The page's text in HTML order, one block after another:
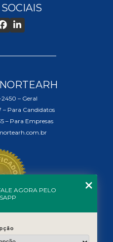
2450 – Geral
– Para Candidatos
– Para Empresas
AGORA PELO